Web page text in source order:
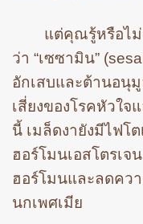
แต่คุณรู้หรือไม่
ว่า “เซซามิน”
อักเสบและต้านอนุ
เสี่ยงของโรคหัวใจ
นี้ เมล็ดงายังมีไฟโ
ฮอร์โมนเอสโตรเ
ฮอร์โมนและลดคว
นกเพศเมีย